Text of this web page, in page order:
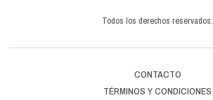
Todos los derechos reservados.
CONTACTO
TÉRMINOS Y CONDICIONES